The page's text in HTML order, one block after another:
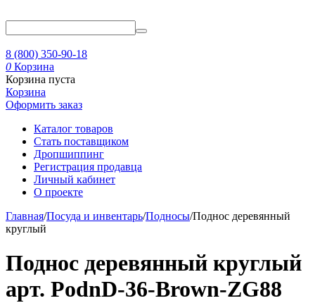
8 (800) 350-90-18
0 Корзина
Корзина пуста
Корзина
Оформить заказ
Каталог товаров
Стать поставщиком
Дропшиппинг
Регистрация продавца
Личный кабинет
О проекте
Главная/Посуда и инвентарь/Подносы/Поднос деревянный
круглый
Поднос деревянный круглый
арт. PodnD-36-Brown-ZG88